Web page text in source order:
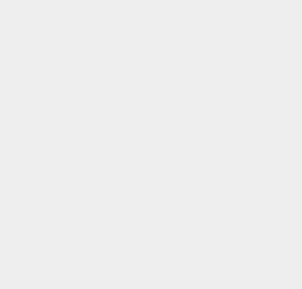
Colinas,
Aires,
di Positano,